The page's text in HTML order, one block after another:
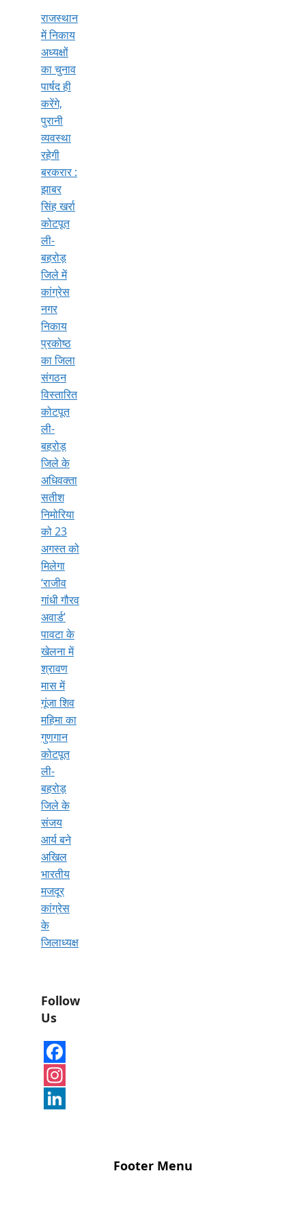
राजस्थान
में निकाय
अध्यक्षों
का चुनाव
पार्षद ही
करेंगे,
पुरानी
व्यवस्था
रहेगी
बरकरार :
झाबर
सिंह खर्रा
कोटपूत
ली-
बहरोड़
जिले में
कांग्रेस
नगर
निकाय
प्रकोष्ठ
का जिला
संगठन
विस्तारित
कोटपूत
ली-
बहरोड़
जिले के
अधिवक्ता
सतीश
निमोरिया
को 23
अगस्त को
मिलेगा
‘राजीव
गांधी गौरव
अवार्ड’
पावटा के
खेलना में
श्रावण
मास में
गूंजा शिव
महिमा का
गुणगान
कोटपूत
ली-
बहरोड़
जिले के
संजय
आर्य बने
अखिल
भारतीय
मजदूर
कांग्रेस
के
जिलाध्यक्ष
Follow
Us
Facebook
Instagram
Footer Menu